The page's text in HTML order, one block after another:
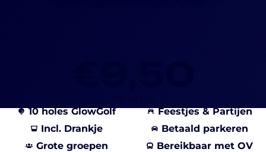
10 holes GlowGolf
Incl. Drankje
Grote groepen
Feestjes & Partijen
Betaald parkeren
Bereikbaar met OV